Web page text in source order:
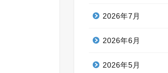
2026年7月
2026年6月
2026年5月